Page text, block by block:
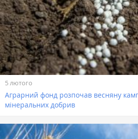
5 лютого
Аграрний фонд розпочав весняну
мінеральних добрив